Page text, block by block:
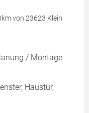
von 23623 Klein
/ Montage
Haustür,